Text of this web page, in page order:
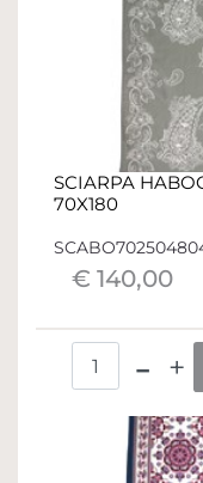
SCIARPA
70X180
€ 140,00